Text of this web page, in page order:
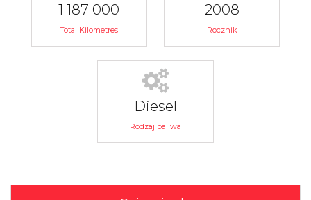
1 187 000
Total Kilometres
2008
Rocznik
Diesel
Rodzaj paliwa